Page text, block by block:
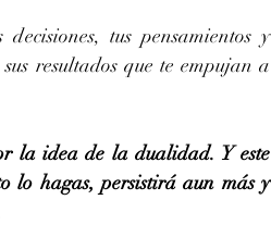
tus pensamientos y
resultados que te empujan a
la idea de la dualidad. Y este
lo hagas, persistirá aun más y